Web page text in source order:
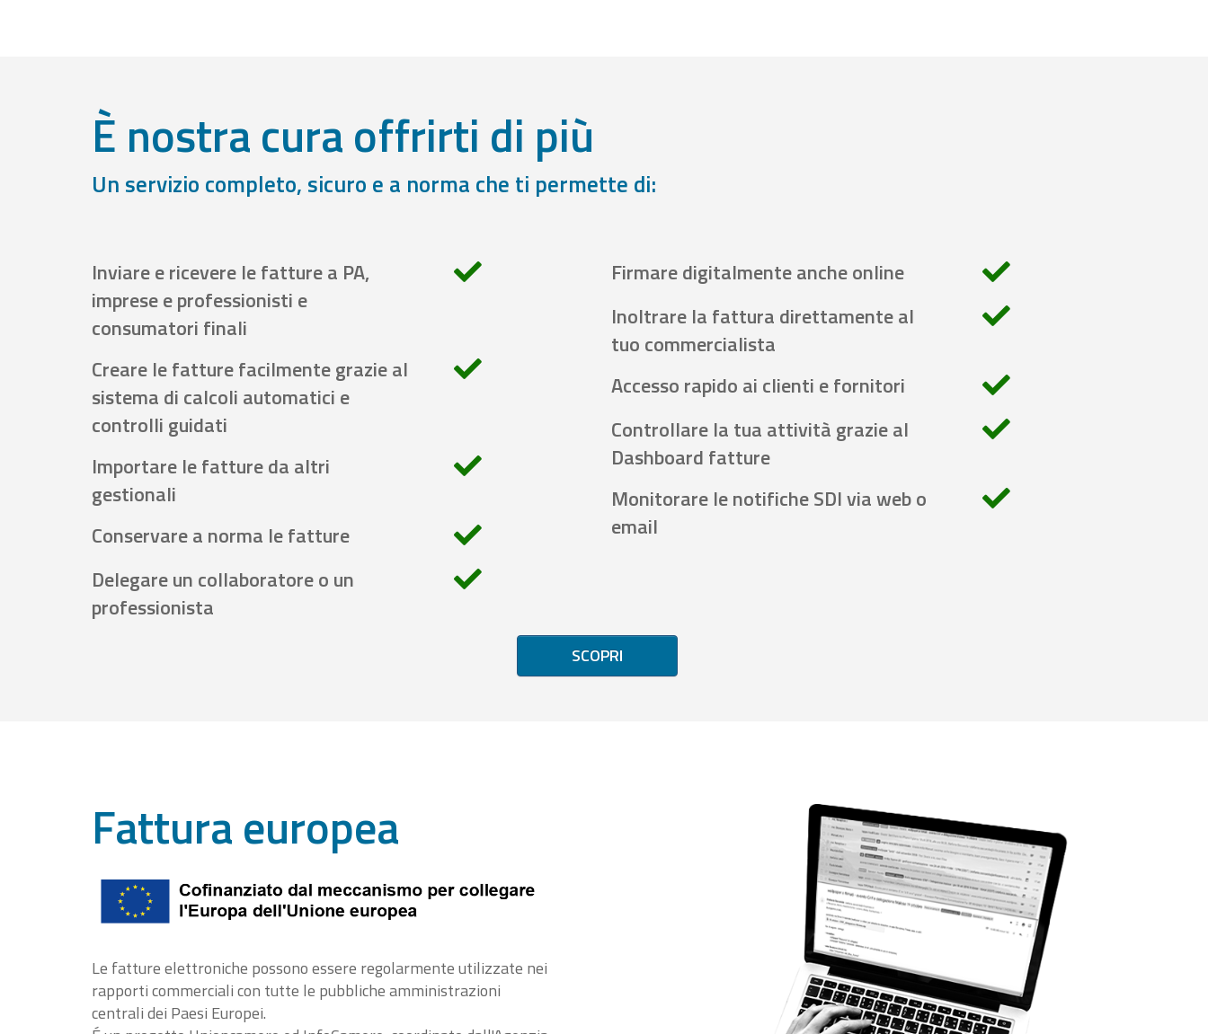
È nostra cura offrirti di più
Un servizio completo, sicuro e a norma che ti permette di:
Inviare e ricevere le fatture a PA,
imprese e professionisti e
consumatori finali
Creare le fatture facilmente grazie al
sistema di calcoli automatici e
controlli guidati
Importare le fatture da altri
gestionali
Conservare a norma le fatture
Delegare un collaboratore o un
professionista
Firmare digitalmente anche online
Inoltrare la fattura direttamente al
tuo commercialista
Accesso rapido ai clienti e fornitori
Controllare la tua attività grazie al
Dashboard fatture
Monitorare le notifiche SDI via web o
email
SCOPRI
Fattura europea
Le fatture elettroniche possono essere regolarmente utilizzate nei
rapporti commerciali con tutte le pubbliche amministrazioni
centrali dei Paesi Europei.